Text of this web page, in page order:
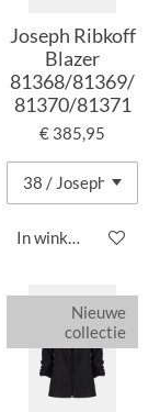
Joseph Ribkoff
Blazer
81368/81369/
81370/81371
€ 385,95
In winkelwagen
Nieuwe
collectie